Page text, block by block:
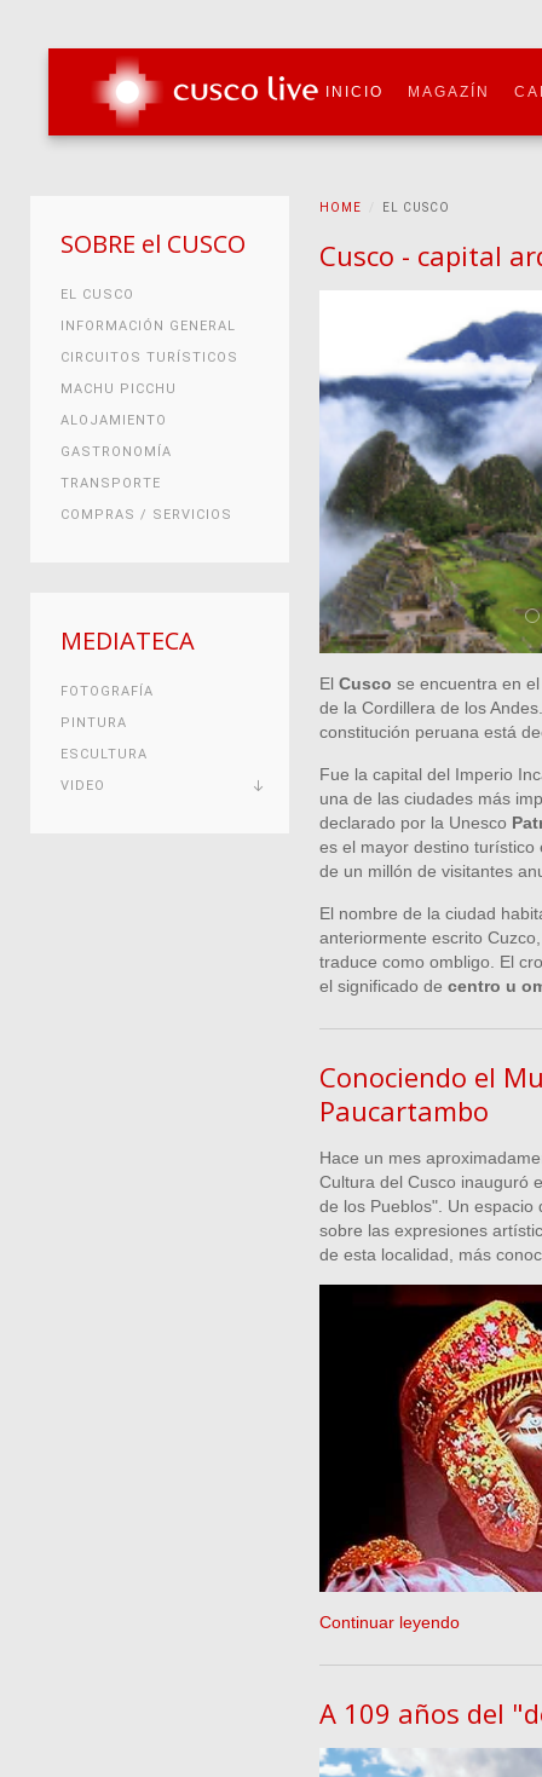
INICIO MAGAZÍN
HOME EL CUSCO
Cusco - capital
El Cusco se encuentra en
de la Cordillera de los
constitución peruana está
Fue la capital del Imperio
una de las ciudades más
declarado por la Unesco
es el mayor destino
de un millón de visitantes
El nombre de la ciudad
anteriormente escrito
traduce como ombligo. El
el significado de centro u
Conociendo el
Paucartambo
Hace un mes
Cultura del Cusco inauguró
de los Pueblos". Un
sobre las expresiones
de esta localidad, más
Continuar leyendo
A 109 años del
SOBRE el CUSCO
EL CUSCO
INFORMACIÓN GENERAL
CIRCUITOS TURÍSTICOS
MACHU PICCHU
ALOJAMIENTO
GASTRONOMÍA
TRANSPORTE
COMPRAS / SERVICIOS
MEDIATECA
FOTOGRAFÍA
PINTURA
ESCULTURA
VIDEO